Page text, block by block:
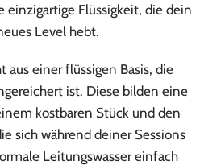
einzigartige Flüssigkeit, die dein
Level hebt.
aus einer flüssigen Basis, die
ist. Diese bilden eine
kostbaren Stück und den
sich während deiner Sessions
Leitungswasser einfach